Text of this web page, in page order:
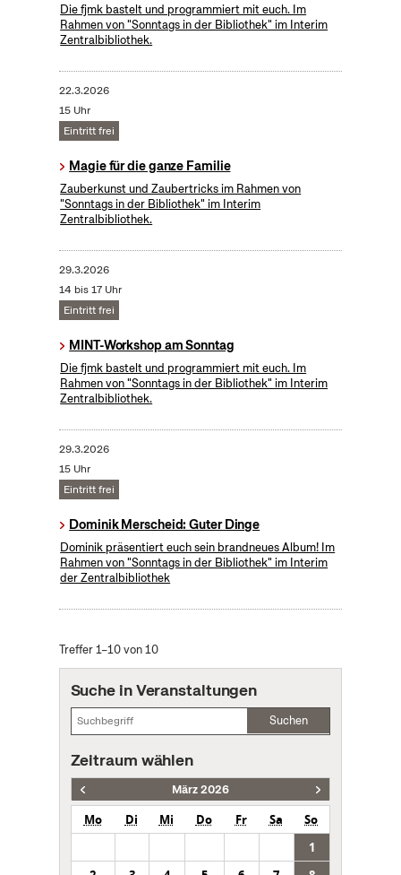
Die fjmk bastelt und programmiert mit euch. Im
Rahmen von "Sonntags in der Bibliothek" im Interim
Zentralbibliothek.
22.3.2026
15 Uhr
Eintritt frei
Magie für die ganze Familie
Zauberkunst und Zaubertricks im Rahmen von
"Sonntags in der Bibliothek" im Interim
Zentralbibliothek.
29.3.2026
14 bis 17 Uhr
Eintritt frei
MINT-Workshop am Sonntag
Die fjmk bastelt und programmiert mit euch. Im
Rahmen von "Sonntags in der Bibliothek" im Interim
Zentralbibliothek.
29.3.2026
15 Uhr
Eintritt frei
Dominik Merscheid: Guter Dinge
Dominik präsentiert euch sein brandneues Album! Im
Rahmen von "Sonntags in der Bibliothek" im Interim
der Zentralbibliothek
Treffer 1–10 von 10
Suche in Veranstaltungen
Suchen
Zeitraum wählen
März 2026
Mo Di Mi Do Fr Sa
So
1